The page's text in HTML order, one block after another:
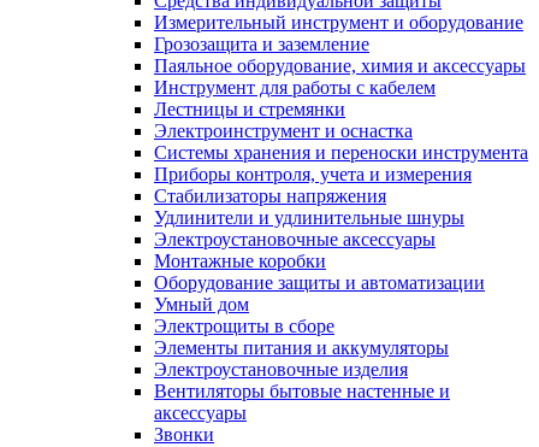
Измерительный инструмент и оборудование
Грозозащита и заземление
Паяльное оборудование, химия и аксессуары
Инструмент для работы с кабелем
Лестницы и стремянки
Электроинструмент и оснастка
Системы хранения и переноски инструмента
Приборы контроля, учета и измерения
Стабилизаторы напряжения
Удлинители и удлинительные шнуры
Электроустановочные аксессуары
Монтажные коробки
Оборудование защиты и автоматизации
Умный дом
Электрощиты в сборе
Элементы питания и аккумуляторы
Электроустановочные изделия
Вентиляторы бытовые настенные и
аксессуары
Звонки